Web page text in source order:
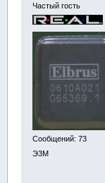
Частый гость
Сообщений: 73
Э3М